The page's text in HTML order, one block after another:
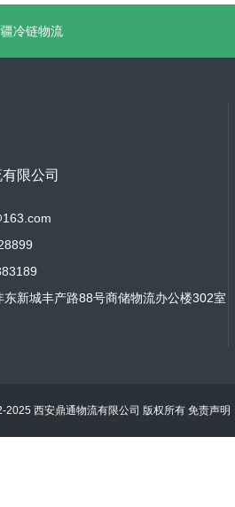
冷链物流
限公司
东新城丰产路88号商储物流办公楼302室
西安鼎通物流有限公司 版权所有 免责声